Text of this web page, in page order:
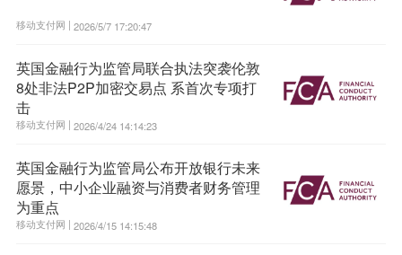
移动支付网 | 2026/5/7 17:20:47
英国金融行为监管局联合执法突袭伦敦
8处非法P2P加密交易点 系首次专项打
击
移动支付网 | 2026/4/24 14:14:23
英国金融行为监管局公布开放银行未来
愿景，中小企业融资与消费者财务管理
为重点
移动支付网 | 2026/4/15 14:15:48